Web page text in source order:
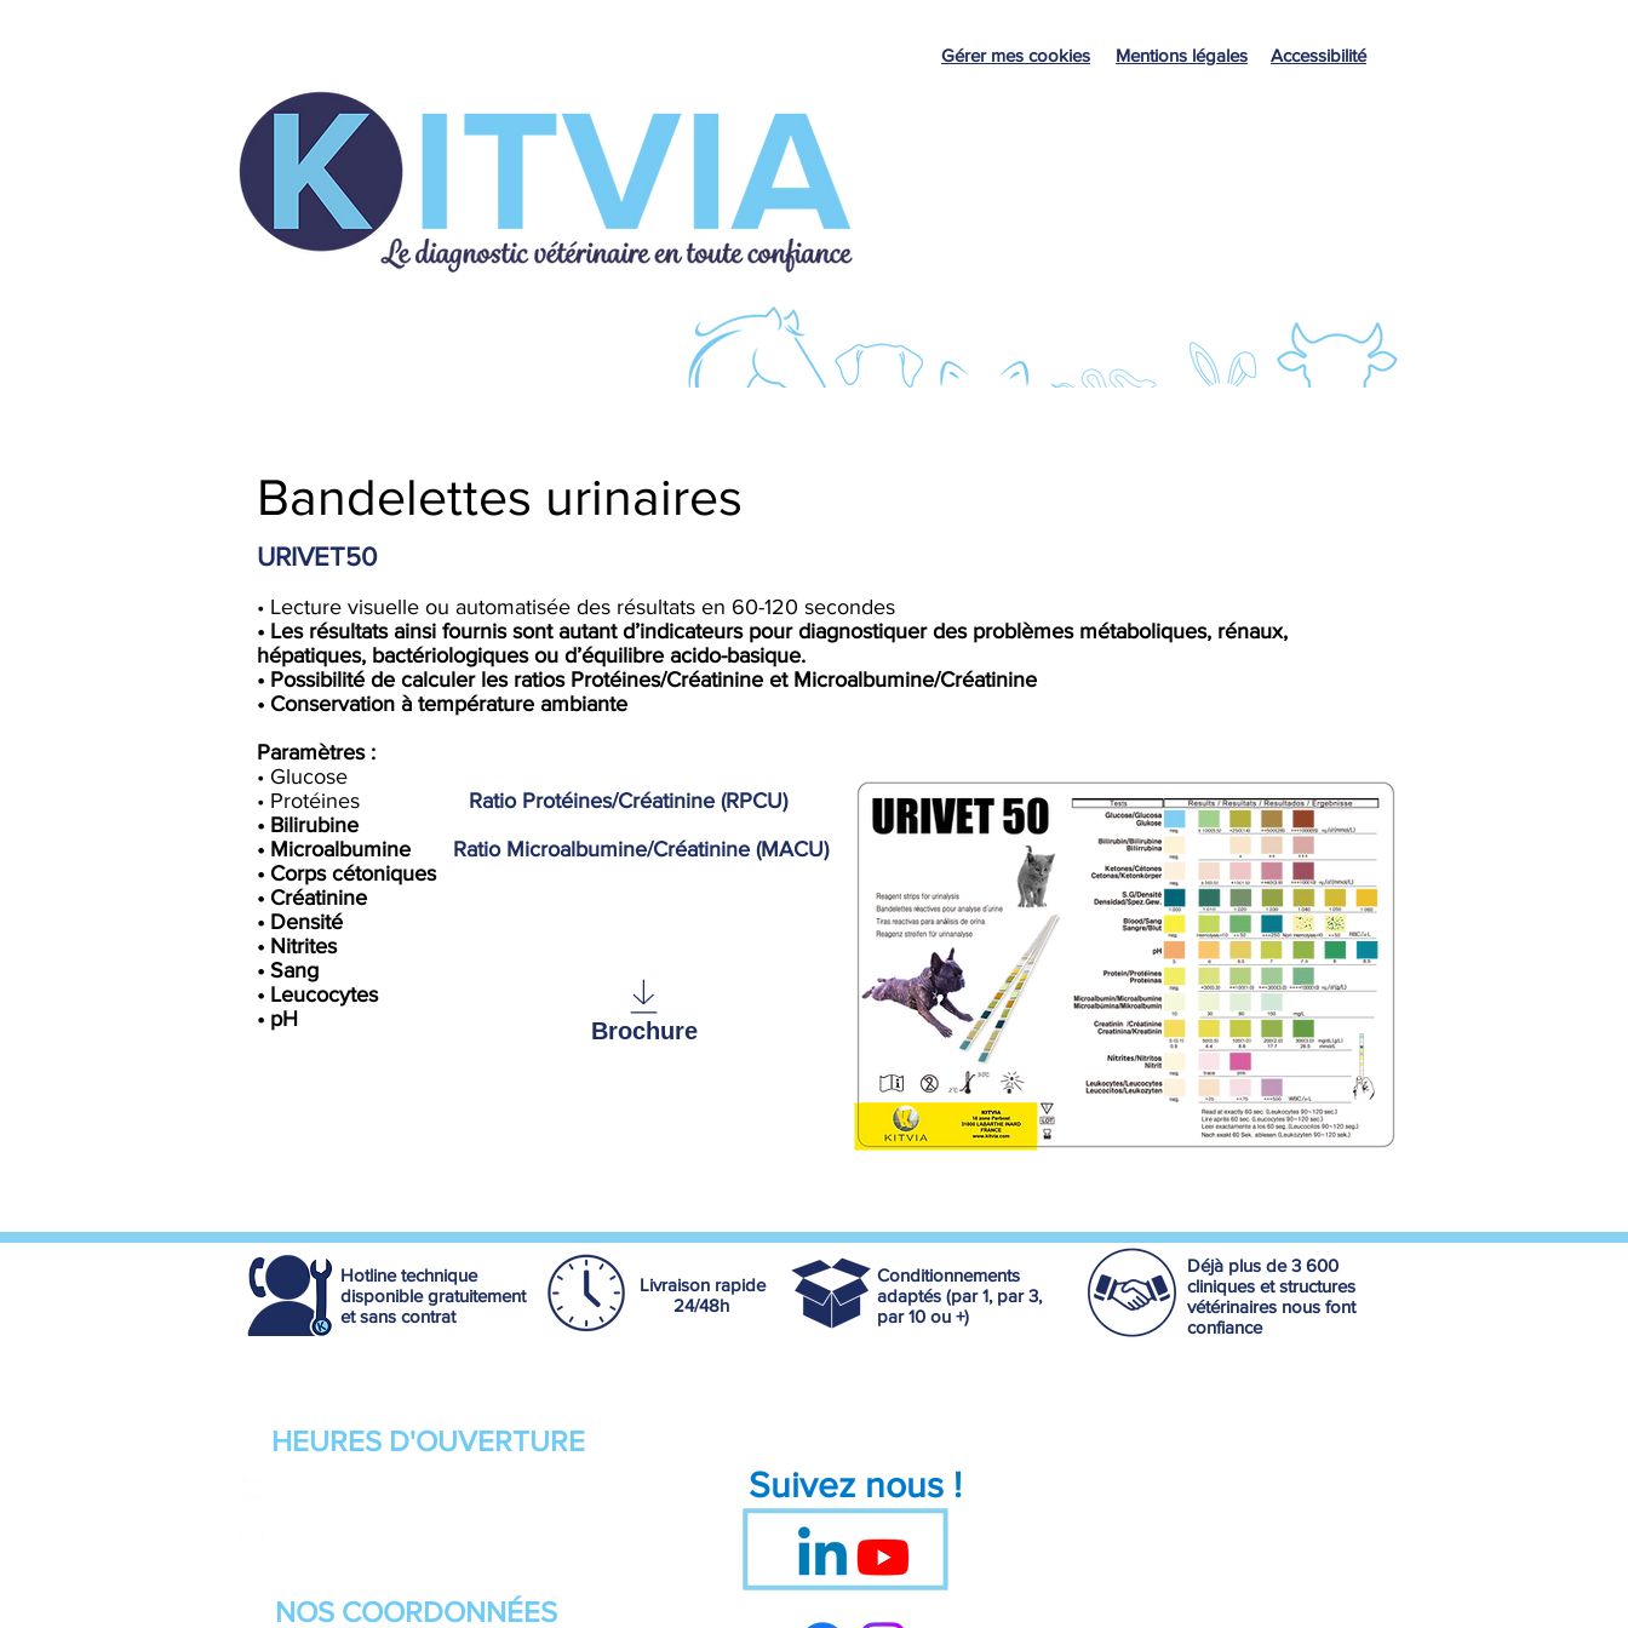
Mentions légales Accessibilité
Gérer mes cookies
Bandelettes urinaires
URIVET50
• Lecture visuelle ou automatisée des résultats en 60-120 secondes
• Les résultats ainsi fournis sont autant d’indicateurs pour diagnostiquer des problèmes métaboliques, rénaux,
hépatiques, bactériologiques ou d’équilibre acido-basique.
• Possibilité de calculer les ratios Protéines/Créatinine et Microalbumine/Créatinine
• Conservation à température ambiante
Paramètres :
• Glucose
• Protéines Ratio Protéines/Créatinine (RPCU)
• Bilirubine
• Microalbumine Ratio Microalbumine/Créatinine (MACU)
• Corps cétoniques
• Créatinine
• Densité
• Nitrites
• Sang
• Leucocytes
• pH
Brochure
Hotline technique
disponible gratuitement
et sans contrat
Livraison rapide
24/48h
Déjà plus de 3 600
cliniques et structures
vétérinaires nous font
confiance
Conditionnements
adaptés (par 1, par 3,
par 10 ou +)
HEURES D'OUVERTURE
NOS COORDONNÉES
Suivez nous !